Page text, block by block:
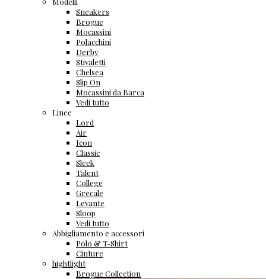
Sneakers
Brogue
Mocassini
Polacchini
Derby
Stivaletti
Chelsea
Slip On
Mocassini da Barca
Vedi tutto
Linee
Lord
Air
Icon
Classic
Sleek
Talent
College
Grecale
Levante
Sloop
Vedi tutto
Abbigliamento e accessori
Polo & T-Shirt
Cinture
hightlight
Brogue Collection